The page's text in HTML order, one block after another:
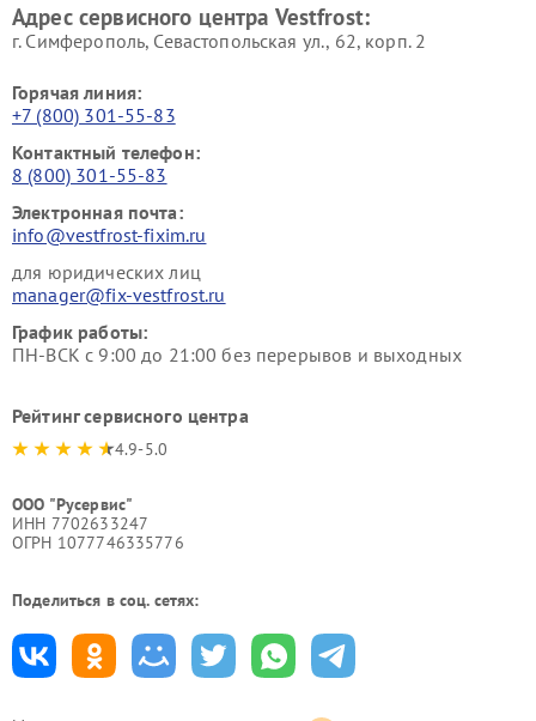
Адрес сервисного центра Vestfrost:
г. Симферополь, Севастопольская ул., 62, корп. 2
Горячая линия:
+7 (800) 301-55-83
Контактный телефон:
8 (800) 301-55-83
Электронная почта:
info@vestfrost-fixim.ru
для юридических лиц
manager@fix-vestfrost.ru
График работы:
ПН-ВСК с 9:00 до 21:00 без перерывов и выходных
Рейтинг сервисного центра
4.9-5.0
ООО "Русервис"
ИНН 7702633247
ОГРН 1077746335776
Поделиться в соц. сетях: